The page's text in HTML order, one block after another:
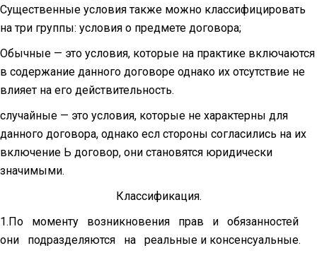
Существенные условия также можно классифицировать
на три группы: условия о предмете договора;
Обычные — это условия, которые на практике включаются
в содержание данного договоре однако их отсутствие не
влияет на его действительность.
случайные — это условия, которые не характерны для
данного договора, однако есл стороны согласились на их
включение Ь договор, они становятся юридически
значимыми.
Классификация.
1.По моменту возникновения прав и обязанностей
они подразделяются на реальные и консенсуальные.